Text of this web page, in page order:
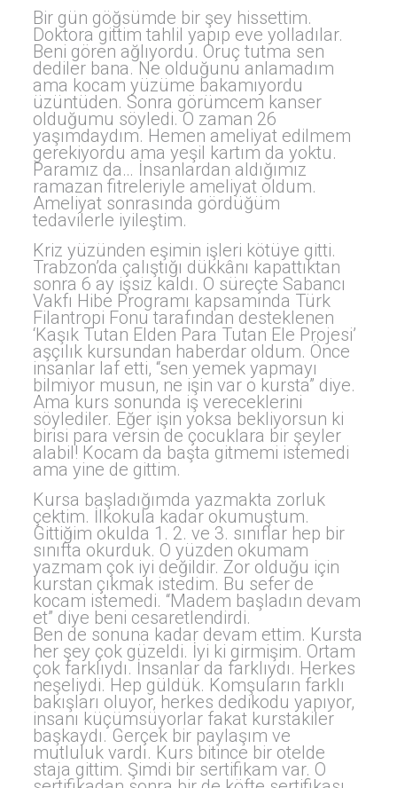
Bir gün göğsümde bir şey hissettim.
Doktora gittim tahlil yapıp eve yolladılar.
Beni gören ağlıyordu. Oruç tutma sen
dediler bana. Ne olduğunu anlamadım
ama kocam yüzüme bakamıyordu
üzüntüden. Sonra görümcem kanser
olduğumu söyledi. O zaman 26
yaşımdaydım. Hemen ameliyat edilmem
gerekiyordu ama yeşil kartım da yoktu.
Paramız da… İnsanlardan aldığımız
ramazan fitreleriyle ameliyat oldum.
Ameliyat sonrasında gördüğüm
tedavilerle iyileştim.
Kriz yüzünden eşimin işleri kötüye gitti.
Trabzon’da çalıştığı dükkânı kapattıktan
sonra 6 ay işsiz kaldı. O süreçte Sabancı
Vakfı Hibe Programı kapsamında Türk
Filantropi Fonu tarafından desteklenen
‘Kaşık Tutan Elden Para Tutan Ele Projesi’
aşçılık kursundan haberdar oldum. Önce
insanlar laf etti, “sen yemek yapmayı
bilmiyor musun, ne işin var o kursta” diye.
Ama kurs sonunda iş vereceklerini
söylediler. Eğer işin yoksa bekliyorsun ki
birisi para versin de çocuklara bir şeyler
alabil! Kocam da başta gitmemi istemedi
ama yine de gittim.
Kursa başladığımda yazmakta zorluk
çektim. İlkokula kadar okumuştum.
Gittiğim okulda 1. 2. ve 3. sınıflar hep bir
sınıfta okurduk. O yüzden okumam
yazmam çok iyi değildir. Zor olduğu için
kurstan çıkmak istedim. Bu sefer de
kocam istemedi. “Madem başladın devam
et” diye beni cesaretlendirdi.
Ben de sonuna kadar devam ettim. Kursta
her şey çok güzeldi. İyi ki girmişim. Ortam
çok farklıydı. İnsanlar da farklıydı. Herkes
neşeliydi. Hep güldük. Komşuların farklı
bakışları oluyor, herkes dedikodu yapıyor,
insanı küçümsüyorlar fakat kurstakiler
başkaydı. Gerçek bir paylaşım ve
mutluluk vardı. Kurs bitince bir otelde
staja gittim. Şimdi bir sertifikam var. O